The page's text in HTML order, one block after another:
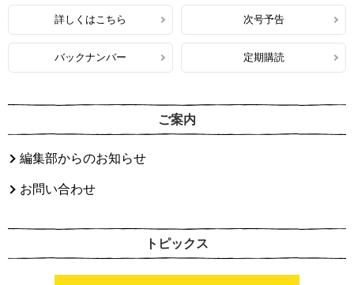
詳しくはこちら 次号予告
バックナンバー 定期購読
ご案内
編集部からのお知らせ
お問い合わせ
トピックス